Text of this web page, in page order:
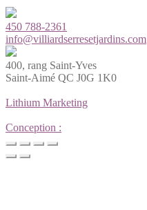
450 788-2361
info@villiardserresetjardins.com
400, rang Saint-Yves
Saint-Aimé QC J0G 1K0
Lithium Marketing
Conception :